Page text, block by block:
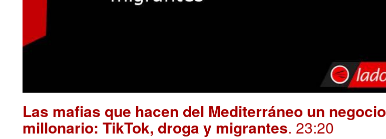
Las mafias que hacen del Mediterráneo un negocio
millonario: TikTok, droga y migrantes. 23:20